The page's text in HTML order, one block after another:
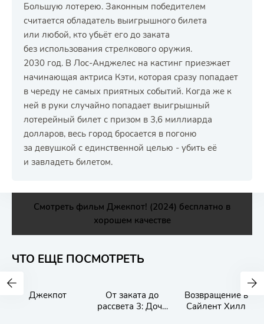
Большую лотерею. Законным победителем
считается обладатель выигрышного билета
или любой, кто убьёт его до заката
без использования стрелкового оружия.
2030 год. В Лос-Анджелес на кастинг приезжает
начинающая актриса Кэти, которая сразу попадает
в череду не самых приятных событий. Когда же к
ней в руки случайно попадает выигрышный
лотерейный билет с призом в 3,6 миллиарда
долларов, весь город бросается в погоню
за девушкой с единственной целью - убить её
и завладеть билетом.
Смотреть фильм Джекпот! (2024) бесплатно в
хорошем качестве
ЧТО ЕЩЕ ПОСМОТРЕТЬ
Джекпот
От заката до
рассвета 3: Дочь
Возвращение в
Сайлент Хилл